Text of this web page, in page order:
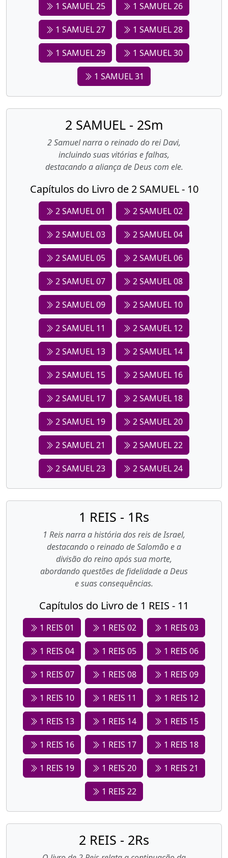
1 SAMUEL 25 1 SAMUEL 26
1 SAMUEL 27 1 SAMUEL 28
1 SAMUEL 29 1 SAMUEL 30
1 SAMUEL 31
2 SAMUEL - 2Sm
2 Samuel narra o reinado do rei Davi,
incluindo suas vitórias e falhas,
destacando a aliança de Deus com ele.
Capítulos do Livro de 2 SAMUEL - 10
2 SAMUEL 01 2 SAMUEL 02
2 SAMUEL 03 2 SAMUEL 04
2 SAMUEL 05 2 SAMUEL 06
2 SAMUEL 07 2 SAMUEL 08
2 SAMUEL 09 2 SAMUEL 10
2 SAMUEL 11 2 SAMUEL 12
2 SAMUEL 13 2 SAMUEL 14
2 SAMUEL 15 2 SAMUEL 16
2 SAMUEL 17 2 SAMUEL 18
2 SAMUEL 19 2 SAMUEL 20
2 SAMUEL 21 2 SAMUEL 22
2 SAMUEL 23 2 SAMUEL 24
1 REIS - 1Rs
1 Reis narra a história dos reis de Israel,
destacando o reinado de Salomão e a
divisão do reino após sua morte,
abordando questões de fidelidade a Deus
e suas consequências.
Capítulos do Livro de 1 REIS - 11
1 REIS 01 1 REIS 02 1 REIS 03
1 REIS 04 1 REIS 05 1 REIS 06
1 REIS 07 1 REIS 08 1 REIS 09
1 REIS 10 1 REIS 11 1 REIS 12
1 REIS 13 1 REIS 14 1 REIS 15
1 REIS 16 1 REIS 17 1 REIS 18
1 REIS 19 1 REIS 20 1 REIS 21
1 REIS 22
2 REIS - 2Rs